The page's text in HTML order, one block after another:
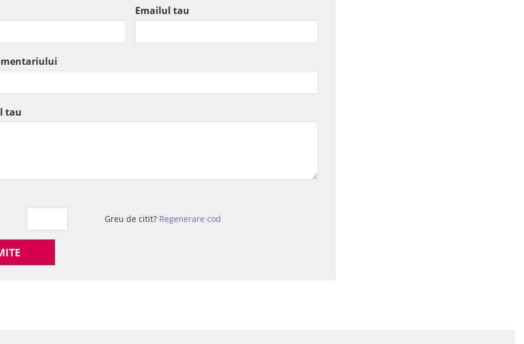
Emailul tau
tau
Greu de citit? Regenerare cod